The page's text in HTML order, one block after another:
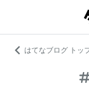
はてなブログ トッ